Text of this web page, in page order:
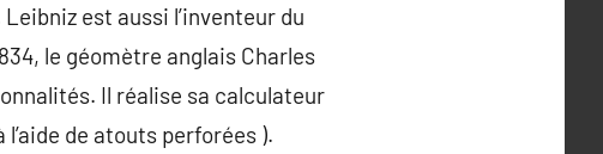
est aussi l’inventeur du
le géomètre anglais Charles
Il réalise sa calculateur
de atouts perforées ).